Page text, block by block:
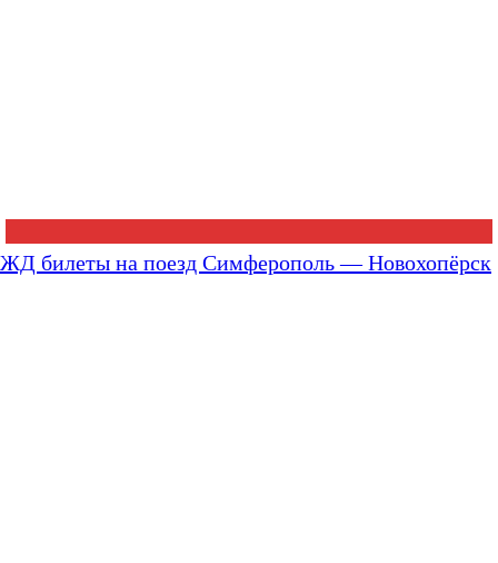
ЖД билеты на поезд Симферополь — Новохопёрск